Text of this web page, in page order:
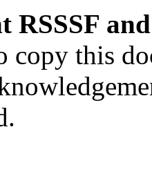
RSSSF
copy this